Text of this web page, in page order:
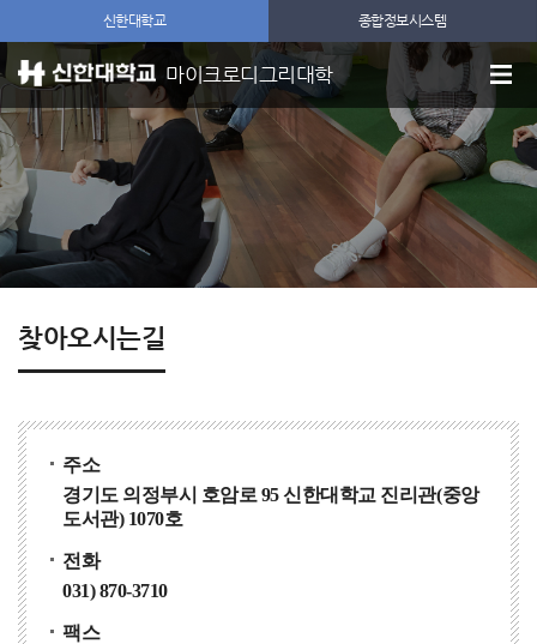
신한대학교 종합정보시스템
마이크로디그리대학
찾아오시는길
주소
경기도 의정부시 호암로 95 신한대학교 진리관(중앙
도서관) 1070호
전화
031) 870-3710
팩스